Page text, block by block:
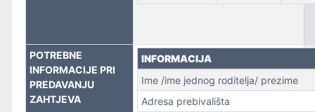
POTREBNE
INFORMACIJE PRI
PREDAVANJU
ZAHTJEVA
INFORMACIJA
Ime /ime jednog roditelja/ prezime
Adresa prebivališta